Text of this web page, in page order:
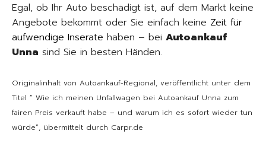
Egal, ob Ihr Auto beschädigt ist, auf dem Markt keine
Angebote bekommt oder Sie einfach keine Zeit für
aufwendige Inserate haben – bei Autoankauf
Unna sind Sie in besten Händen.
Originalinhalt von Autoankauf-Regional, veröffentlicht unter dem
Titel “ Wie ich meinen Unfallwagen bei Autoankauf Unna zum
fairen Preis verkauft habe – und warum ich es sofort wieder tun
würde“, übermittelt durch Carpr.de